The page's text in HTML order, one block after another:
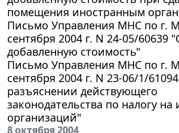
помещения иностранным
Письмо Управления МНС по г.
сентября 2004 г. N 24-05/60639
добавленную стоимость"
Письмо Управления МНС по г.
сентября 2004 г. N 23-06/1/
разъяснении действующего
законодательства по налогу
организаций"
8 октября 2004